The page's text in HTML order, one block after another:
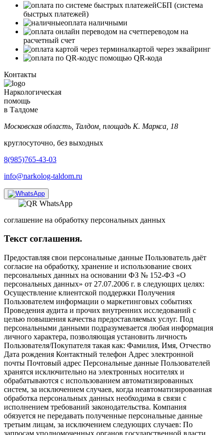
СБП (система
быстрых платежей)
оплата наличными
переводом на
расчетный счет
картой через эквайринг
с помощью QR-кода
Контакты
Наркологическая
помощь
в Талдоме
Московская область, Талдом, площадь К. Маркса, 18
круглосуточно, без выходных
8(985)765-43-03
info@narkolog-taldom.ru
соглашение на обработку персональных данных
Текст соглашения.
Предоставляя свои персональные данные Пользователь даёт
согласие на обработку, хранение и использование своих
персональных данных на основании ФЗ № 152-ФЗ «О
персональных данных» от 27.07.2006 г. в следующих целях:
Осуществление клиентской поддержки Получения
Пользователем информации о маркетинговых событиях
Проведения аудита и прочих внутренних исследований с
целью повышения качества предоставляемых услуг. Под
персональными данными подразумевается любая информация
личного характера, позволяющая установить личность
Пользователя/Покупателя такая как: Фамилия, Имя, Отчество
Дата рождения Контактный телефон Адрес электронной
почты Почтовый адрес Персональные данные Пользователей
хранятся исключительно на электронных носителях и
обрабатываются с использованием автоматизированных
систем, за исключением случаев, когда неавтоматизированная
обработка персональных данных необходима в связи с
исполнением требований законодательства. Компания
обязуется не передавать полученные персональные данные
третьим лицам, за исключением следующих случаев: По
запросам уполномоченных органов государственной власти